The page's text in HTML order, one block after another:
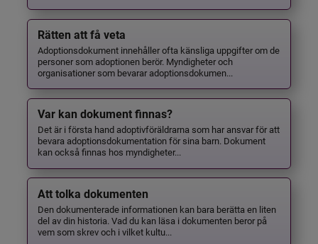
Rätten att få veta
Adoptionsdokument innehåller ofta känsliga uppgifter om de
personer som adoptionen berör. Myndigheter och
organisationer som bevarar adoptionsdokumen...
Var kan dokument finnas?
Det är i första hand adoptivföräldrarna som har ansvar för att
bevara adoptionsdokumentation för sina barn. Dokument
kan också finnas hos myndigheter...
Att tolka dokumenten
Den dokumenterade informationen kan bara berätta en liten
del av din historia. Vad du kan läsa i dokumenten beror på
vem som skrev och i vilket kultu...